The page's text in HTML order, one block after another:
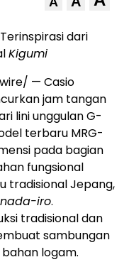
dari
Kigumi
— Casio
jam tangan
lini unggulan G-
terbaru MRG-
pada bagian
fungsional
tradisional Jepang,
iro.
tradisional dan
sambungan
logam.